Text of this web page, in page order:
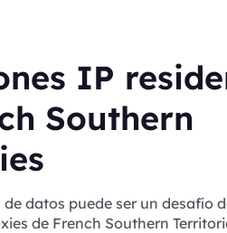
IP
Southern
datos puede ser un desafío
de French Southern